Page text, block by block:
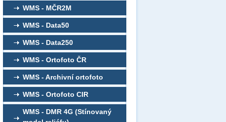
WMS - MČR2M
WMS - Data50
WMS - Data250
WMS - Ortofoto ČR
WMS - Archivní ortofoto
WMS - Ortofoto CIR
WMS - DMR 4G (Stínovaný